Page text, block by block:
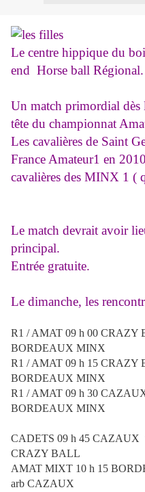
Le centre hippique du
end Horse ball Régional.
Un match primordial dès
tête du championnat
Les cavalières de Saint
France Amateur1 en
cavalières des MINX 1 (
Le match devrait avoir
principal.
Entrée gratuite.
Le dimanche, les
R1 / AMAT 09 h 00
BORDEAUX MINX
R1 / AMAT 09 h 15
BORDEAUX MINX
R1 / AMAT 09 h 30
BORDEAUX MINX
CADETS 09 h 45 CAZAUX
CRAZY BALL
AMAT MIXT 10 h 15
arb CAZAUX